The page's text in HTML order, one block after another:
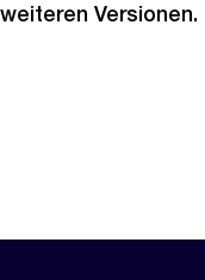
Versionen.